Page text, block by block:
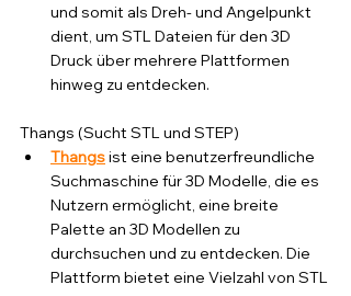
und somit als Dreh- und Angelpunkt
dient, um STL Dateien für den 3D
Druck über mehrere Plattformen
hinweg zu entdecken.
Thangs (Sucht STL und STEP)
Thangs ist eine benutzerfreundliche
Suchmaschine für 3D Modelle, die es
Nutzern ermöglicht, eine breite
Palette an 3D Modellen zu
durchsuchen und zu entdecken. Die
Plattform bietet eine Vielzahl von STL